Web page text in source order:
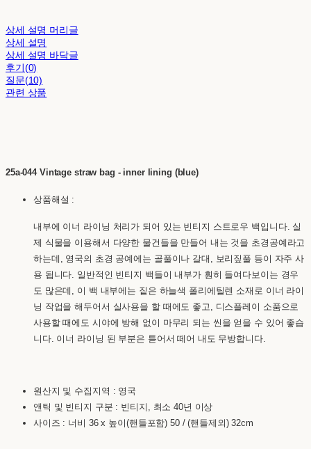
상세 설명 머리글
상세 설명
상세 설명 바닥글
후기(0)
질문(10)
관련 상품
25a-044 Vintage straw bag - inner lining (blue)
상품해설 :
내부에 이너 라이닝 처리가 되어 있는 빈티지 스트로우 백입니다. 실
제 식물을 이용해서 다양한 물건들을 만들어 내는 것을 초경공예라고
하는데, 영국의 초경 공예에는 골풀이나 갈대, 보리짚풀 등이 자주 사
용 됩니다. 일반적인 빈티지 백들이 내부가 훤히 들여다보이는 경우
도 많은데, 이 백 내부에는 짙은 하늘색 폴리에틸렌 소재로 이너 라이
닝 작업을 해두어서 실사용을 할 때에도 좋고, 디스플레이 소품으로
사용할 때에도 시야에 방해 없이 마무리 되는 씬을 얻을 수 있어 좋습
니다. 이너 라이닝 된 부분은 튿어서 떼어 내도 무방합니다.
원산지 및 수집지역 : 영국
앤틱 및 빈티지 구분 : 빈티지, 최소 40년 이상
사이즈 : 너비 36 x 높이(핸들포함) 50 / (핸들제외) 32cm